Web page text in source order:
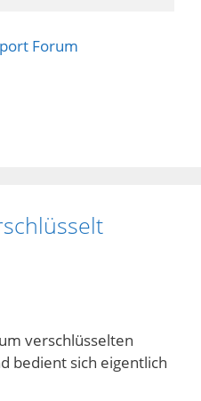
Forum
verschlüsselten
bedient sich eigentlich